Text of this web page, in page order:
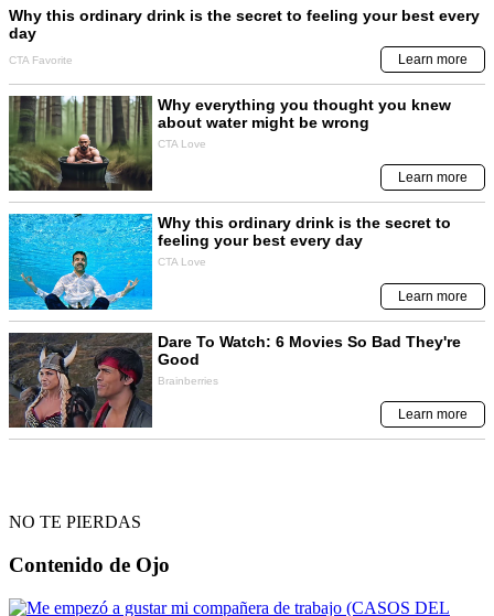
NO TE PIERDAS
Contenido de Ojo